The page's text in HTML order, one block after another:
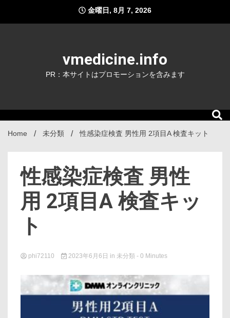
content
金曜日, 8月 7, 2026
vmedicine.info
PR：本サイトはプロモーションを含みます
Home 未分類 性感染症検査 男性用 2項目A 検査キット
性感染症検査 男性
用 2項目A 検査キッ
ト
phi72110 2023年6月6日 in 未分類 - 0 Minutes